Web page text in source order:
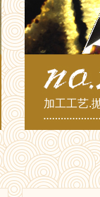
加工工艺.